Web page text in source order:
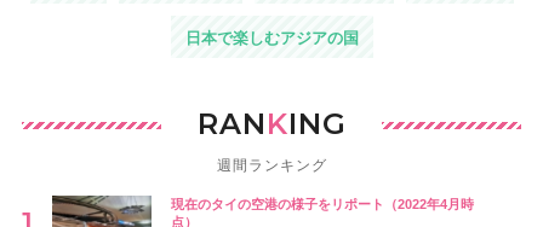
日本で楽しむアジアの国
RANKING
週間ランキング
現在のタイの空港の様子をリポート（2022年4月時
点）